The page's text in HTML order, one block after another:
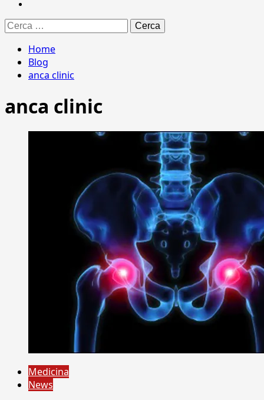
Ricerca
per:
Home
Blog
anca clinic
anca clinic
Medicina
News